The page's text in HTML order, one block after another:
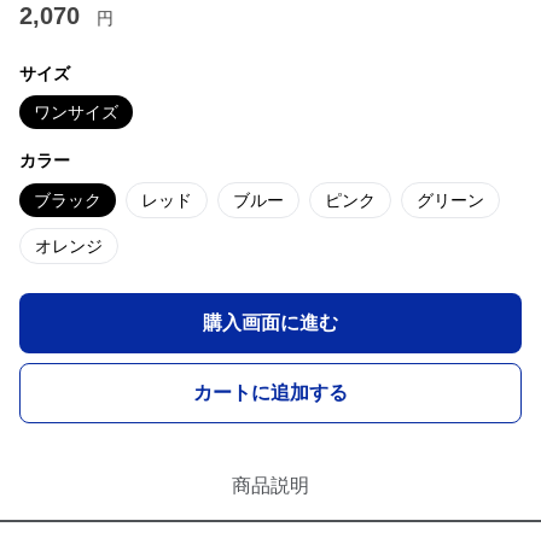
2,070 円
サイズ
ワンサイズ
カラー
ブラック レッド ブルー ピンク グリーン
オレンジ
購入画面に進む
カートに追加する
商品説明